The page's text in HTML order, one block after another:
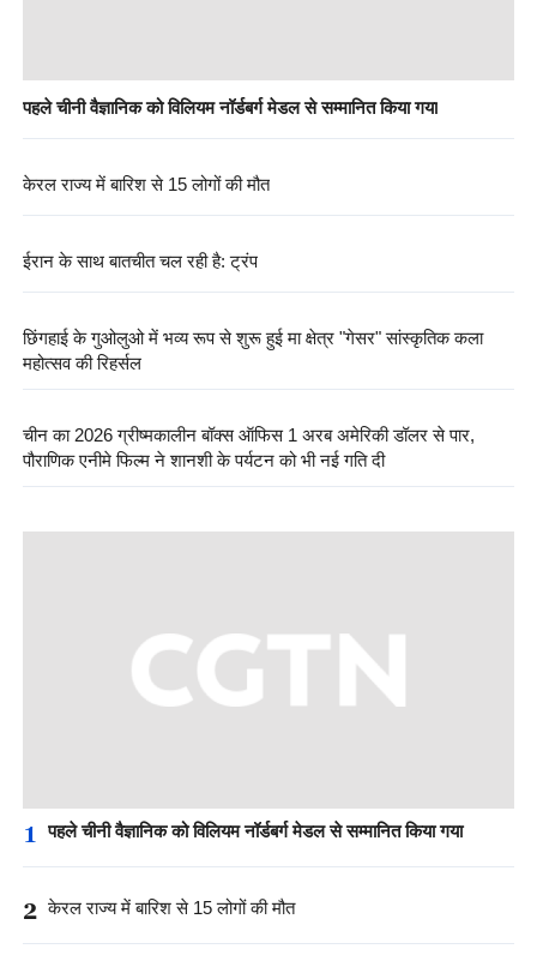
पहले चीनी वैज्ञानिक को विलियम नॉर्डबर्ग मेडल से सम्मानित किया गया
केरल राज्य में बारिश से 15 लोगों की मौत
ईरान के साथ बातचीत चल रही है: ट्रंप
छिंगहाई के गुओलुओ में भव्य रूप से शुरू हुई मा क्षेत्र "गेसर" सांस्कृतिक कला
महोत्सव की रिहर्सल
चीन का 2026 ग्रीष्मकालीन बॉक्स ऑफिस 1 अरब अमेरिकी डॉलर से पार,
पौराणिक एनीमे फिल्म ने शानशी के पर्यटन को भी नई गति दी
1 पहले चीनी वैज्ञानिक को विलियम नॉर्डबर्ग मेडल से सम्मानित किया गया
2 केरल राज्य में बारिश से 15 लोगों की मौत